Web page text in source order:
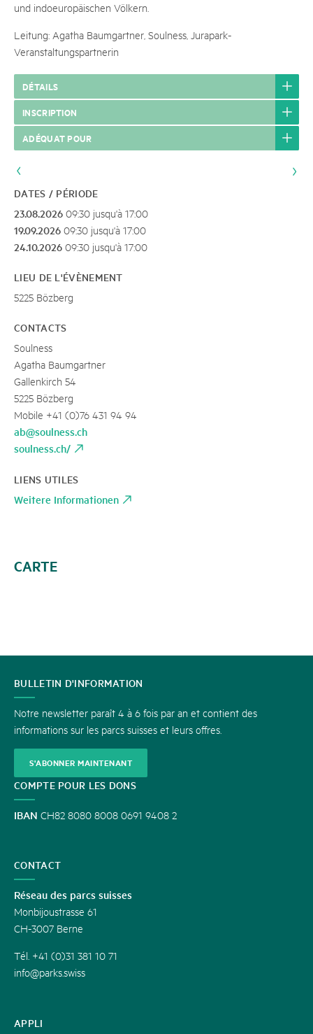
und indoeuropäischen Völkern.
Leitung: Agatha Baumgartner, Soulness, Jurapark-
Veranstaltungspartnerin
DÉTAILS
INSCRIPTION
ADÉQUAT POUR
DATES / PÉRIODE
23.08.2026 09:30 jusqu'à 17:00
19.09.2026 09:30 jusqu'à 17:00
24.10.2026 09:30 jusqu'à 17:00
LIEU DE L'ÉVÈNEMENT
5225 Bözberg
CONTACTS
Soulness
Agatha Baumgartner
Gallenkirch 54
5225 Bözberg
Mobile +41 (0)76 431 94 94
ab@soulness.ch
soulness.ch/
LIENS UTILES
Weitere Informationen
CARTE
CONTACT
APPLI
BULLETIN D'INFORMATION
Notre newsletter paraît 4 à 6 fois par an et contient des
informations sur les parcs suisses et leurs offres.
S'ABONNER MAINTENANT
COMPTE POUR LES DONS
IBAN CH82 8080 8008 0691 9408 2
CONTACT
Réseau des parcs suisses
Monbijoustrasse 61
CH-3007 Berne
Tél. +41 (0)31 381 10 71
info@parks.swiss